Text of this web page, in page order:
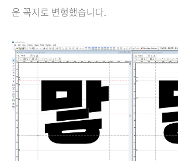
운 꼭지로 변형했습니다.